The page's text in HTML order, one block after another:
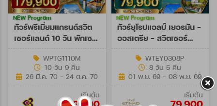
ทัวร์พรีเมี่ยมแกรนด์สวิต
เซอร์แลนด์ 10 วัน พักเซ
NEW Program
WPTG1110M
10 วัน 9 คืน
26 มี.ค. 70 - 24 ต.ค. 70
เริ่มต้น
ทัวร์ยุโรปแอลป์ เยอรมัน -
ออสเตรีย - สวิตเซอร์
NOV 26
NEW Program
WTEY0308P
8 วัน 5 คืน
01 พ.ย. 69 - 08 พ.ย. 69
เริ่มต้น